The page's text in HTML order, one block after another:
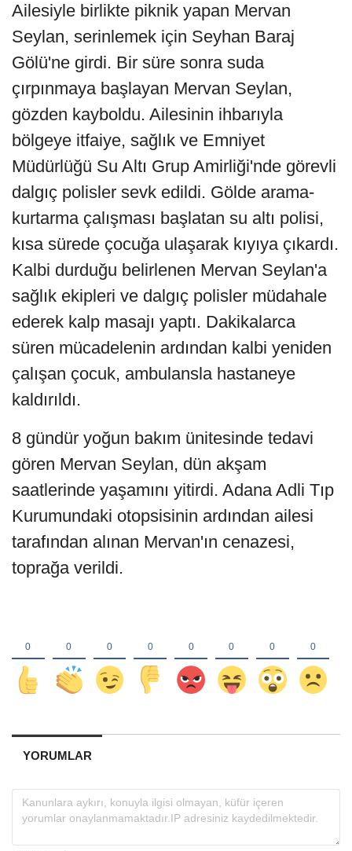
Ailesiyle birlikte piknik yapan Mervan
Seylan, serinlemek için Seyhan Baraj
Gölü'ne girdi. Bir süre sonra suda
çırpınmaya başlayan Mervan Seylan,
gözden kayboldu. Ailesinin ihbarıyla
bölgeye itfaiye, sağlık ve Emniyet
Müdürlüğü Su Altı Grup Amirliği'nde görevli
dalgıç polisler sevk edildi. Gölde arama-
kurtarma çalışması başlatan su altı polisi,
kısa sürede çocuğa ulaşarak kıyıya çıkardı.
Kalbi durduğu belirlenen Mervan Seylan'a
sağlık ekipleri ve dalgıç polisler müdahale
ederek kalp masajı yaptı. Dakikalarca
süren mücadelenin ardından kalbi yeniden
çalışan çocuk, ambulansla hastaneye
kaldırıldı.
8 gündür yoğun bakım ünitesinde tedavi
gören Mervan Seylan, dün akşam
saatlerinde yaşamını yitirdi. Adana Adli Tıp
Kurumundaki otopsisinin ardından ailesi
tarafından alınan Mervan'ın cenazesi,
toprağa verildi.
YORUMLAR